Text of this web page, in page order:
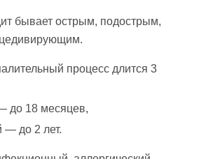
бывает острым, подострым,
процесс длится 3
до 18 месяцев,
— до 2 лет.